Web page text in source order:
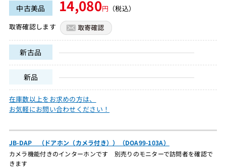
中古美品 14,080円 （税込）
取寄確認します
新古品
新品
在庫数以上をお求めの方は、
お気軽にお問い合わせください！
JB-DAP （ドアホン（カメラ付き））（DOA99-103A）
カメラ機能付きのインターホンです 別売りのモニターで訪問者を確認で
きます